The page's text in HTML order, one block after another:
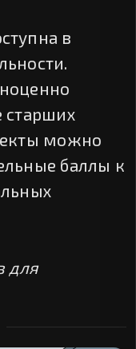
в
старших
можно
баллы к
для